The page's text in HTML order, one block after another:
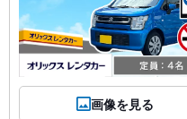
画像を見る